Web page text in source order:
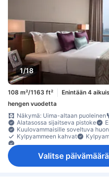
1/18
108 m²/1163 ft² Enintään 4
hengen vuodetta
Näkymä: Uima-altaan puoleinen
Alatasossa sijaitseva pistoke
Kuulovammaisille soveltuva
Kylpyammeen kahvat
Turvalukko alatasolla ovessa
Valitse